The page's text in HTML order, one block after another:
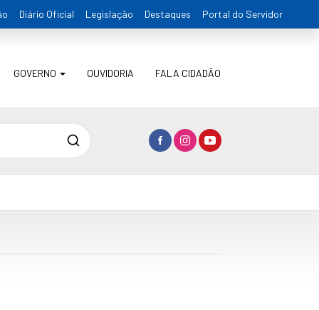
Diário Oficial Legislação Destaques Portal do Servidor
GOVERNO OUVIDORIA FALA CIDADÃO
Pesquisa